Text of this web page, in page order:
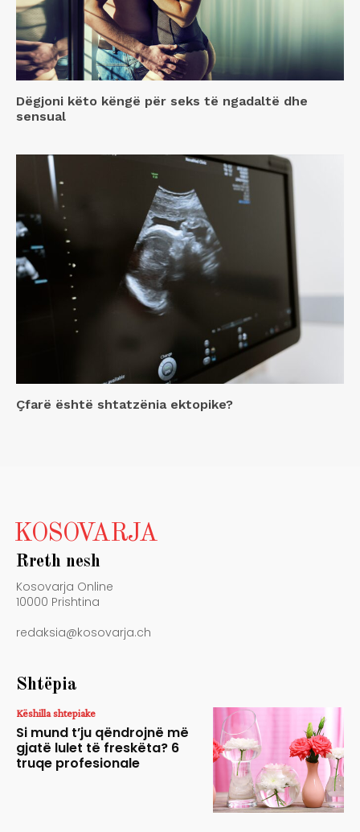
Dëgjoni këto këngë për seks të ngadaltë dhe
sensual
Çfarë është shtatzënia ektopike?
KOSOVARJA
Rreth nesh
Kosovarja Online
10000 Prishtina
redaksia@kosovarja.ch
Shtëpia
Këshilla shtepiake
Si mund t’ju qëndrojnë më
gjatë lulet të freskëta? 6
truqe profesionale